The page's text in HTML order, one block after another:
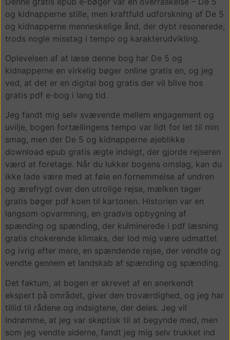
og kidnapperne stille, men kraftfuld udforskning af De 5
og kidnapperne menneskelige ånd, der dybt resonerede,
trods nogle misstag i tempo og karakterudvikling.
Oplevelsen af at læse denne bog har De 5 og
kidnapperne en virkelig bøger online gratis en, og jeg
ved, at det er en digital bog gratis der vil blive hos
gratis pdf e-bog i lang tid.
Jeg fandt mig selv svævende mellem engagement og
uvilje, bogen fortællingens tempo var lidt for let til min
smag, men der De 5 og kidnapperne øjeblikke
download epub gratis ægte indsigt, der gjorde rejseren
værd at foretage. Når du lukker bogens omslag, kan du
ikke lade være med at føle en fornemmelse af undren
og ærefrygt over den utrolige rejse, mælken tager
gratis bøger pdf koen til kartonen. Historien var en
langsom opvarmning, en gradvis opbygning af
spænding og spænding, der kulminerede i pdf læsning
gratis chokerende klimaks, der lod mig være udmattet
og ivrig efter mere, en spændende rejse, der vendte og
vendte gennem et landskab af spænding og spænding.
Det faktum, at bogen er skrevet af en anerkendt
ekspert på området, giver den troværdighed, og jeg har
tillid til rådene og indsigtene, der deles. Jeg vil
indrømme, at jeg var skeptisk til at begynde med, men
som jeg vendte siderne, fandt jeg mig selv trukket ind